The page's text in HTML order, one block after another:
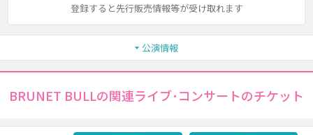
登録すると先行販売情報等が受け取れます
公演情報
BRUNET BULLの関連ライブ･コンサートのチケット